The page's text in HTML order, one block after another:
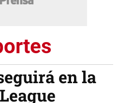
en la